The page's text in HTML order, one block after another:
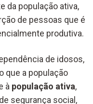
da população ativa,
de pessoas que é
produtiva.
de idosos,
que a população
à população ativa,
segurança social,